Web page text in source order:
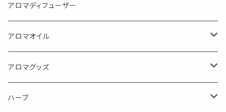
目的で選ぶ
蒸し暑い夏やリフレッシュに
消臭に（用途：空間や衣服）
FLOWER LESO. フラワレソット
Kiyome LESO. キヨメ レソット
体感-4℃ !? 薄荷をブレンドしたアロマスプレー
アロマディフューザー
アロマオイル
エッセンシャルオイル
シングル
キャリアオイル
アロマグッズ
エッセンシャルオイル
ハーブ